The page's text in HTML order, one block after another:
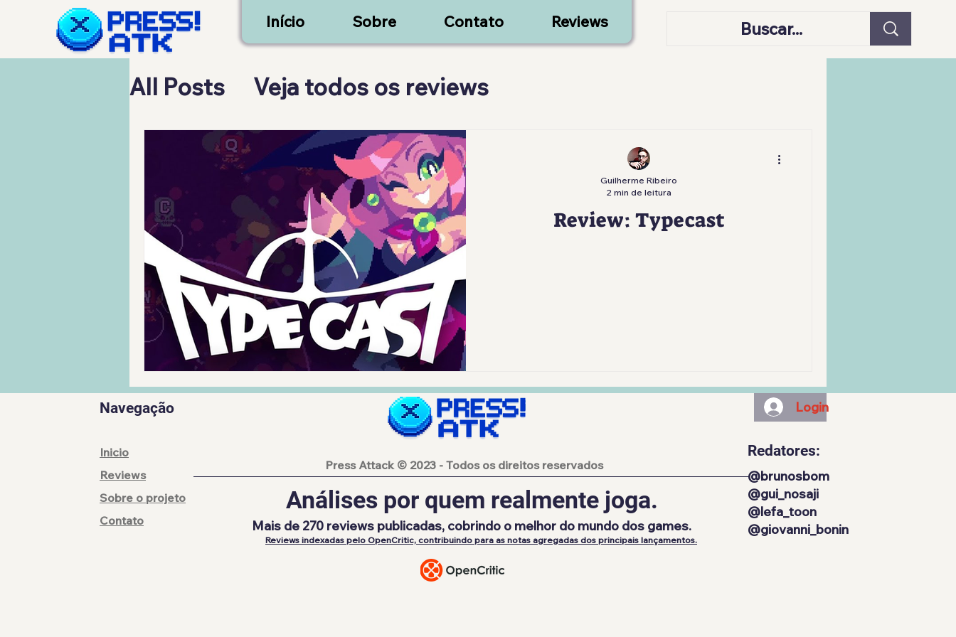
Início Sobre Contato Reviews
All Posts Veja todos os reviews
Review: Typecast
Guilherme Ribeiro
2 min de leitura
Login
Press Attack © 2023 - Todos os direitos reservados
Análises por quem realmente joga.
Mais de 270 reviews publicadas, cobrindo o melhor do mundo dos games.
Navegação
Reviews indexadas pelo OpenCritic, contribuindo para as notas agregadas dos principais lançamentos.​
Inicio
Reviews
Sobre o projeto
Contato
Redatores:
@brunosbom
@gui_nosaji
@lefa_toon
@giovanni_bonin